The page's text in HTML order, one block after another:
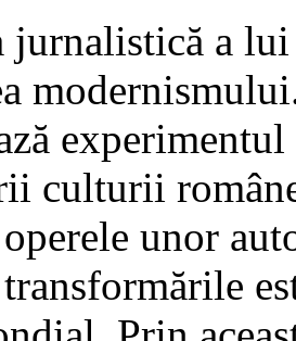
a lui
culturii
operele unor